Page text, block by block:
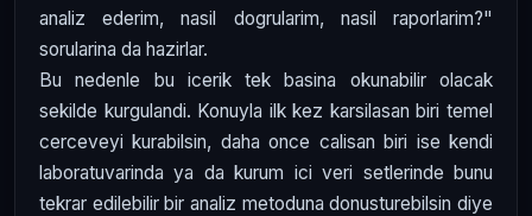
analiz ederim, nasil dogrularim, nasil raporlarim?"
sorularina da hazirlar.
Bu nedenle bu icerik tek basina okunabilir olacak
sekilde kurgulandi. Konuyla ilk kez karsilasan biri temel
cerceveyi kurabilsin, daha once calisan biri ise kendi
laboratuvarinda ya da kurum ici veri setlerinde bunu
tekrar edilebilir bir analiz metoduna donusturebilsin diye